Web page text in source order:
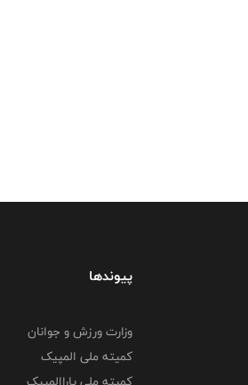
پیوندها
وزارت ورزش و جوانان
کمیته ملی المپیک